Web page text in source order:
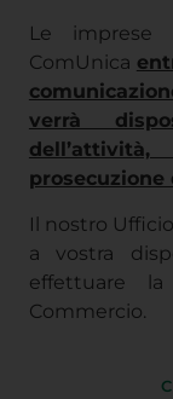
Le imprese
ComUnica
verrà
prosecuzione
Il nostro
a vostra
effettuare
Commercio.